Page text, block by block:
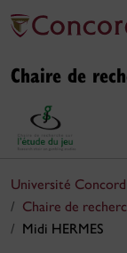
Chaire de
Université
Chaire de
Midi HERMES